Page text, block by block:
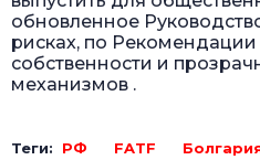
обновленное
рисках, по
собственности и
механизмов .
Теги: РФ FATF